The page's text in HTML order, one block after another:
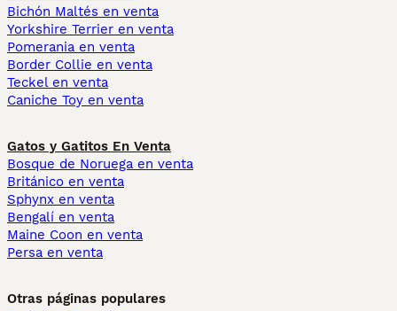
Bichón Maltés en venta
Yorkshire Terrier en venta
Pomerania en venta
Border Collie en venta
Teckel en venta
Caniche Toy en venta
Gatos y Gatitos En Venta
Bosque de Noruega en venta
Británico en venta
Sphynx en venta
Bengalí en venta
Maine Coon en venta
Persa en venta
Otras páginas populares